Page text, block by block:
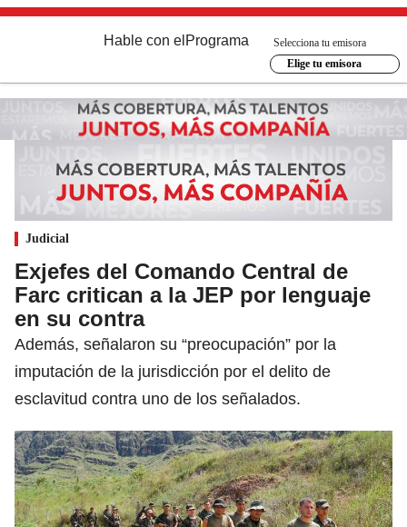
Hable con el Programa
Selecciona tu emisora
Elige tu emisora
Judicial
Exjefes del Comando Central de
Farc critican a la JEP por lenguaje
en su contra
Además, señalaron su “preocupación” por la
imputación de la jurisdicción por el delito de
esclavitud contra uno de los señalados.